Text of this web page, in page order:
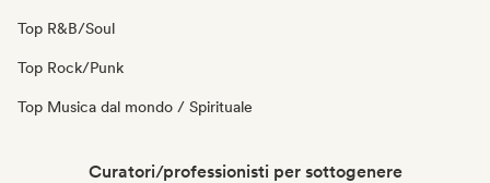
Top R&B/Soul
Top Rock/Punk
Top Musica dal mondo / Spirituale
Curatori/professionisti per sottogenere